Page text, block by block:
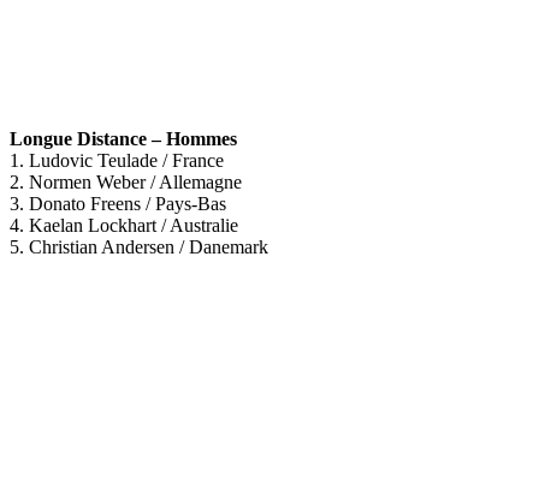
Longue Distance – Hommes
1. Ludovic Teulade / France
2. Normen Weber / Allemagne
3. Donato Freens / Pays-Bas
4. Kaelan Lockhart / Australie
5. Christian Andersen / Danemark